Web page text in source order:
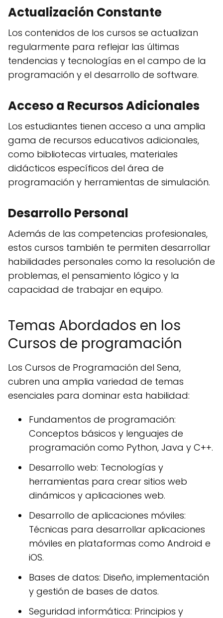
Actualización Constante
Los contenidos de los cursos se actualizan
regularmente para reflejar las últimas
tendencias y tecnologías en el campo de la
programación y el desarrollo de software.
Acceso a Recursos Adicionales
Los estudiantes tienen acceso a una amplia
gama de recursos educativos adicionales,
como bibliotecas virtuales, materiales
didácticos específicos del área de
programación y herramientas de simulación.
Desarrollo Personal
Además de las competencias profesionales,
estos cursos también te permiten desarrollar
habilidades personales como la resolución de
problemas, el pensamiento lógico y la
capacidad de trabajar en equipo.
Temas Abordados en los
Cursos de programación
Los Cursos de Programación del Sena,
cubren una amplia variedad de temas
esenciales para dominar esta habilidad:
Fundamentos de programación:
Conceptos básicos y lenguajes de
programación como Python, Java y C++.
Desarrollo web: Tecnologías y
herramientas para crear sitios web
dinámicos y aplicaciones web.
Desarrollo de aplicaciones móviles:
Técnicas para desarrollar aplicaciones
móviles en plataformas como Android e
iOS.
Bases de datos: Diseño, implementación
y gestión de bases de datos.
Seguridad informática: Principios y